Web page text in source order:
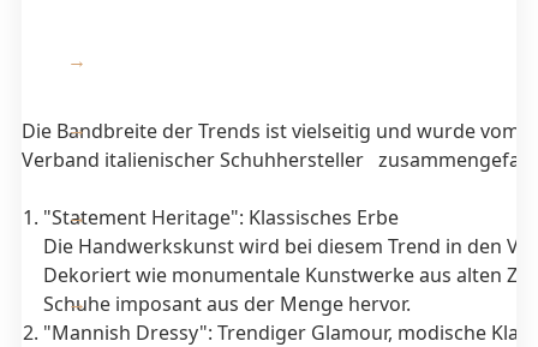
Die Bandbreite der Trends ist vielseitig und wurde vom
Verband italienischer Schuhhersteller
"Statement Heritage": Klassisches Erbe
Die Handwerkskunst wird bei diesem Trend in den
Dekoriert wie monumentale Kunstwerke aus alten
Schuhe imposant aus der Menge hervor.
"Mannish Dressy": Trendiger Glamour, modische